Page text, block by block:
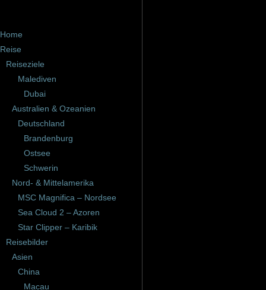
Home
Reise
Reiseziele
Malediven
Dubai
Australien & Ozeanien
Deutschland
Brandenburg
Ostsee
Schwerin
Nord- & Mittelamerika
MSC Magnifica – Nordsee
Sea Cloud 2 – Azoren
Star Clipper – Karibik
Reisebilder
Asien
China
Macau